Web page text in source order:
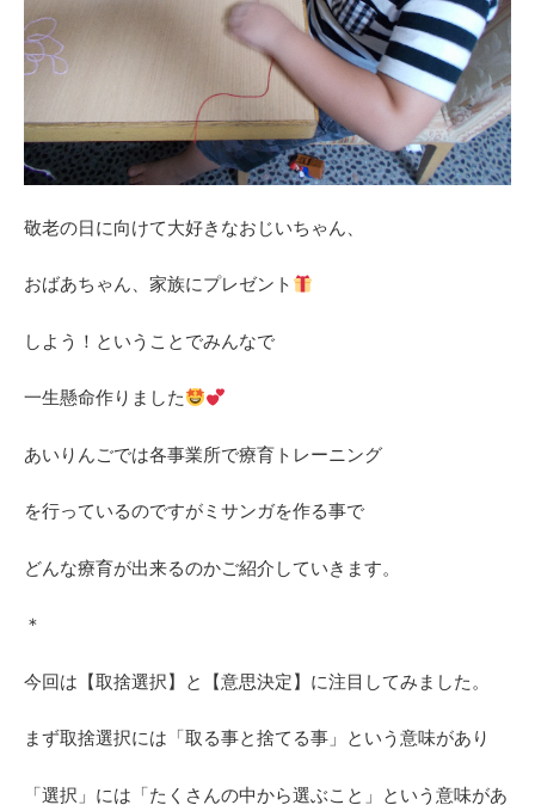
敬老の日に向けて大好きなおじいちゃん、
おばあちゃん、家族にプレゼント
しよう！ということでみんなで
一生懸命作りました
あいりんごでは各事業所で療育トレーニング
を行っているのですがミサンガを作る事で
どんな療育が出来るのかご紹介していきます。
＊
今回は【取捨選択】と【意思決定】に注目してみました。
まず取捨選択には「取る事と捨てる事」という意味があり
「選択」には「たくさんの中から選ぶこと」という意味があ